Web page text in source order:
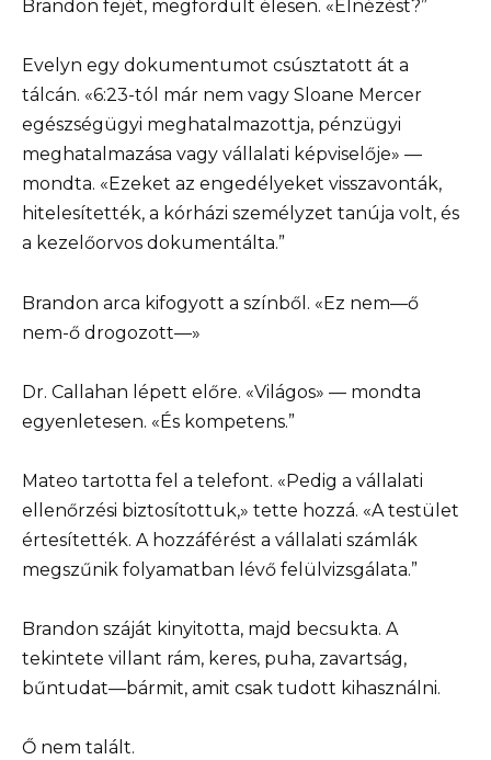
Brandon fejét, megfordult élesen. «Elnézést?”
Evelyn egy dokumentumot csúsztatott át a
tálcán. «6:23-tól már nem vagy Sloane Mercer
egészségügyi meghatalmazottja, pénzügyi
meghatalmazása vagy vállalati képviselője» —
mondta. «Ezeket az engedélyeket visszavonták,
hitelesítették, a kórházi személyzet tanúja volt, és
a kezelőorvos dokumentálta.”
Brandon arca kifogyott a színből. «Ez nem—ő
nem-ő drogozott—»
Dr. Callahan lépett előre. «Világos» — mondta
egyenletesen. «És kompetens.”
Mateo tartotta fel a telefont. «Pedig a vállalati
ellenőrzési biztosítottuk,» tette hozzá. «A testület
értesítették. A hozzáférést a vállalati számlák
megszűnik folyamatban lévő felülvizsgálata.”
Brandon száját kinyitotta, majd becsukta. A
tekintete villant rám, keres, puha, zavartság,
bűntudat—bármit, amit csak tudott kihasználni.
Ő nem talált.